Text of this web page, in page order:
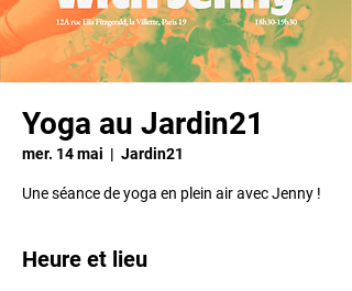
Yoga au Jardin21
mer. 14 mai
  |
Jardin21
Une séance de yoga en plein air avec Jenny !
Heure et lieu